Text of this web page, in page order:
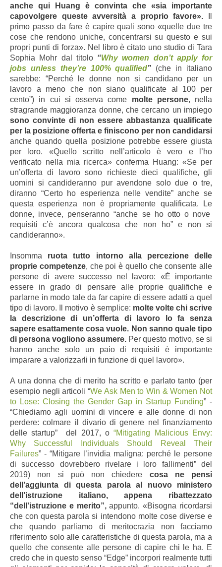
anche qui Huang è convinta che «sia importante
capovolgere queste avversità a proprio favore».
primo passo da fare è capire quali sono «quelle due tre
cose che rendono uniche, concentrarsi su questo e sui
propri punti di forza». Nel libro è citato uno studio di Tara
Sophia Mohr dal titolo “Why women don’t apply for
jobs unless they’re 100% qualified” (che in italiano
sarebbe: “Perché le donne non si candidano per un
lavoro a meno che non siano qualificate al 100 per
cento”) in cui si osserva come molte persone, nella
stragrande maggioranza donne, che cercano un impiego
sono convinte di non essere abbastanza qualificate
per la posizione offerta e finiscono per non candidarsi
anche quando quella posizione potrebbe essere giusta
per loro. «Quello scritto nell’articolo è vero e l’ho
verificato nella mia ricerca» conferma Huang: «Se per
un’offerta di lavoro sono richieste dieci qualifiche, gli
uomini si candideranno pur avendone solo due o tre,
diranno “Certo ho esperienza nelle vendite” anche se
questa esperienza non è propriamente qualificata. Le
donne, invece, penseranno “anche se ho otto o nove
requisiti c’è ancora qualcosa che non ho” e non si
candideranno».
Insomma ruota tutto intorno alla percezione delle
proprie competenze, che poi è quello che consente alle
persone di avere successo nel lavoro: «È importante
essere in grado di pensare alle proprie qualifiche e
parlarne in modo tale da far capire di essere adatti a quel
tipo di lavoro. Il motivo è semplice: molte volte chi scrive
la descrizione di un’offerta di lavoro lo fa senza
sapere esattamente cosa vuole. Non sanno quale tipo
di persona vogliono assumere. Per questo motivo, se si
hanno anche solo un paio di requisiti è importante
imparare a valorizzarli in funzione di quel lavoro».
A una donna che di merito ha scritto e parlato tanto (per
esempio negli articoli “We Ask Men to Win & Women Not
to Lose: Closing the Gender Gap in Startup Funding” -
“Chiediamo agli uomini di vincere e alle donne di non
perdere: colmare il divario di genere nel finanziamento
delle startup”del 2017, o“Mitigating Malicious Envy:
Why Successful Individuals Should Reveal Their
Failures” - “Mitigare l’invidia maligna: perché le persone
di successo dovrebbero rivelare i loro fallimenti” del
2019) non si può non chiedere cosa ne pensi
dell’aggiunta di questa parola al nuovo ministero
dell’istruzione italiano, appena ribattezzato
“dell'istruzione e merito”,appunto. «Bisogna ricordarsi
che con questa parola si intendono molte cose diverse e
che quando parliamo di meritocrazia non facciamo
riferimento solo alle caratteristiche di questa parola, ma a
quello che consente alle persone di capire chi le ha. E
credo che in questo senso “Edge” incorpori realmente tutti